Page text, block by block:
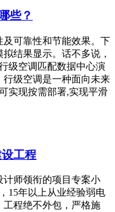
些？
可靠性和节能效果。下
结果显示。话不多说，
级空调匹配数据中心演
级空调是一种面向未来
实现按需部署,实现平滑
工程
师领衔的项目专案小
15年以上从业经验弱电
工程绝不外包，严格施